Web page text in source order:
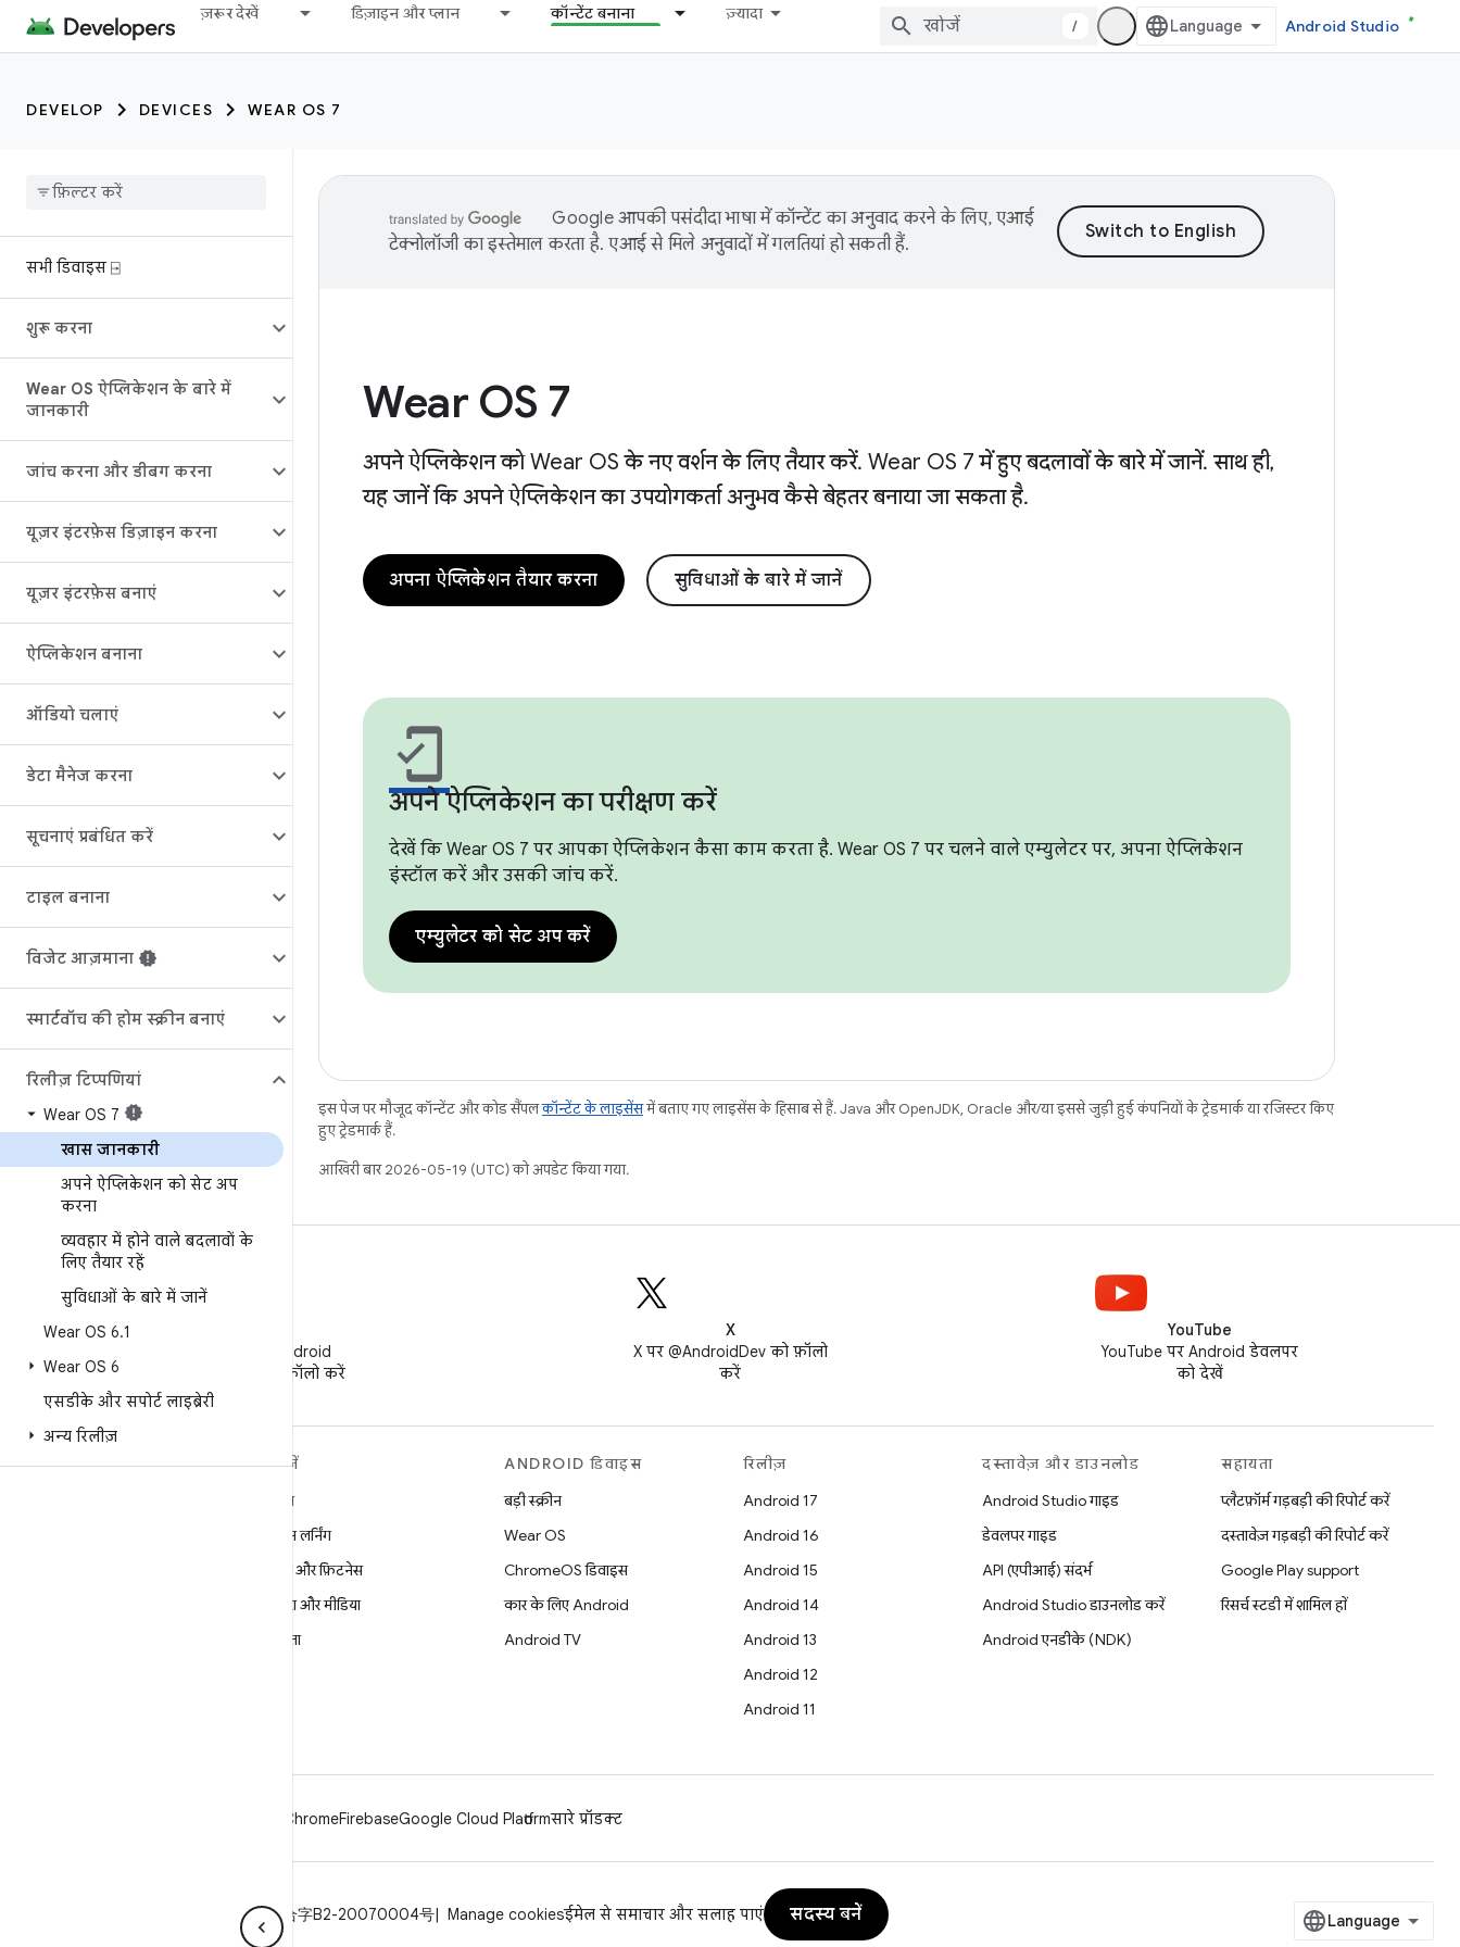
ज़रूर देखें डिज़ाइन और प्लान कॉन्टेंट बनाना ज़्यादा
/ Android Studio
DEVELOP DEVICES WEAR OS 7
सभी डिवाइस ⍈
शुरू करना
Wear OS ऐप्लिकेशन के बारे में
जानकारी
जांच करना और डीबग करना
यूज़र इंटरफ़ेस डिज़ाइन करना
यूज़र इंटरफ़ेस बनाएं
ऐप्लिकेशन बनाना
ऑडियो चलाएं
डेटा मैनेज करना
सूचनाएं प्रबंधित करें
टाइल बनाना
विजेट आज़माना
स्मार्टवॉच की होम स्क्रीन बनाएं
रिलीज़ टिप्पणियां
Wear OS 7
खास जानकारी
अपने ऐप्लिकेशन को सेट अप
करना
व्यवहार में होने वाले बदलावों के
लिए तैयार रहें
सुविधाओं के बारे में जानें
Wear OS 6.1
Wear OS 6
एसडीके और सपोर्ट लाइब्रेरी
अन्य रिलीज़
Google आपकी पसंदीदा भाषा में कॉन्टेंट का अनुवाद करने के लिए, एआई
टेक्नोलॉजी का इस्तेमाल करता है. एआई से मिले अनुवादों में गलतियां हो सकती हैं.
Wear OS 7
अपने ऐप्लिकेशन को Wear OS के नए वर्शन के लिए तैयार करें. Wear OS 7 में हुए बदलावों के बारे में जानें. साथ ही,
यह जानें कि अपने ऐप्लिकेशन का उपयोगकर्ता अनुभव कैसे बेहतर बनाया जा सकता है.
अपना ऐप्लिकेशन तैयार करना सुविधाओं के बारे में जानें
mobile_friendly
अपने ऐप्लिकेशन का परीक्षण करें
देखें कि Wear OS 7 पर आपका ऐप्लिकेशन कैसा काम करता है. Wear OS 7 पर चलने वाले एम्युलेटर पर, अपना ऐप्लिकेशन
इंस्टॉल करें और उसकी जांच करें.
एम्युलेटर को सेट अप करें
इस पेज पर मौजूद कॉन्टेंट और कोड सैंपलकॉन्टेंट के लाइसेंसमें बताए गए लाइसेंस के हिसाब से हैं. Java और OpenJDK, Oracle और/या इससे जुड़ी हुई कंपनियों के ट्रेडमार्क या रजिस्टर किए
हुए ट्रेडमार्क हैं.
आखिरी बार 2026-05-19 (UTC) को अपडेट किया गया.
WeChat पर Android
Developers को फ़ॉलो करें
X
X पर @AndroidDev को फ़ॉलो
करें
YouTube
YouTube पर Android डेवलपर
को देखें
ANDROID के बारे में ज़्यादा
खोजें
गेमिंग
मशीन लर्निंग
सेहत और फ़िटनेस
कैमरा और मीडिया
निजता
ANDROID डिवाइस
बड़ी स्क्रीन
Wear OS
ChromeOS डिवाइस
कार के लिए Android
Android TV
रिलीज़
Android 17
Android 16
Android 15
Android 14
Android 13
Android 12
Android 11
दस्तावेज़ और डाउनलोड
Android Studio गाइड
डेवलपर गाइड
API (एपीआई) संदर्भ
Android Studio डाउनलोड करें
Android एनडीके (NDK)
सहायता
प्लैटफ़ॉर्म गड़बड़ी की रिपोर्ट करें
दस्तावेज़ गड़बड़ी की रिपोर्ट करें
Google Play support
रिसर्च स्टडी में शामिल हों
ChromeFirebaseGoogle Cloud Platformसारे प्रॉडक्ट
ICP证合字B2-20070004号 Manage cookiesईमेल से समाचार और सलाह पाएं सदस्य बनें